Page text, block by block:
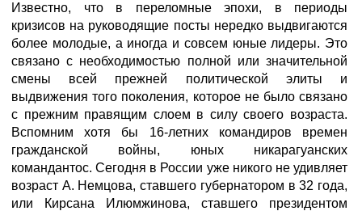
Известно, что в переломные эпохи, в периоды
кризисов на руководящие посты нередко выдвигаются
более молодые, а иногда и совсем юные лидеры. Это
связано с необходимостью полной или значительной
смены всей прежней политической элиты и
выдвижения того поколения, которое не было связано
с прежним правящим слоем в силу своего возраста.
Вспомним хотя бы 16-летних командиров времен
гражданской войны, юных никарагуанских
командантос. Сегодня в России уже никого не удивляет
возраст А. Немцова, ставшего губернатором в 32 года,
или Кирсана Илюмжинова, ставшего президентом